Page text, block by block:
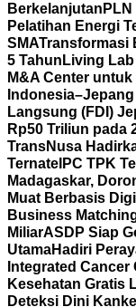
Berkelanjutan
Pelatihan Energi
SMATransformasi
5 Tahun Living
M&A Center
Langsung (FDI)
Rp50 Triliun pada
TransNusa
Ternate IPC TPK
Madagaskar,
Muat Berbasis
Business
MiliarASDP Siap
UtamaHadiri
Integrated Cancer
Kesehatan Gratis
Deteksi Dini